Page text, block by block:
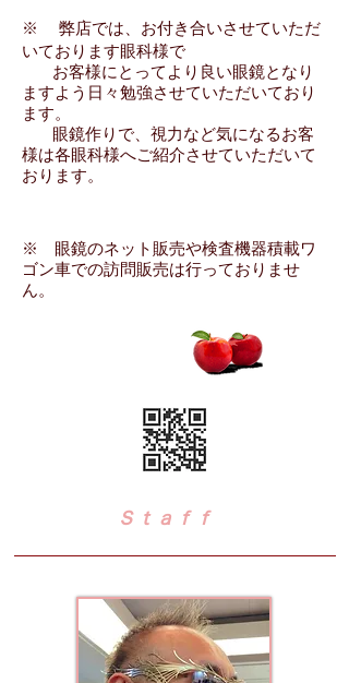
※ 弊店では、お付き合いさせていただ
いております眼科様で
お客様にとってより良い眼鏡となり
ますよう日々勉強させていただいており
ます。
眼鏡作りで、視力など気になるお客
様は各眼科様へご紹介させていただいて
おります。
※ 眼鏡のネット販売や検査機器積載ワ
ゴン車での訪問販売は行っておりませ
ん。
Ｓｔａｆｆ